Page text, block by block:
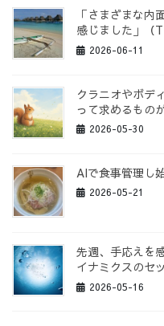
「さまざまな内
感じました」（T
2026-06-11
クラニオやボデ
って求めるもの
2026-05-30
AIで食事管理し
2026-05-21
先週、手応えを
イナミクスのセ
2026-05-16